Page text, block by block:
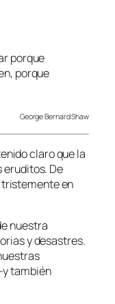
porque
porque
George Bernard Shaw
claro que la
eruditos. De
en
nuestra
y desastres.
también